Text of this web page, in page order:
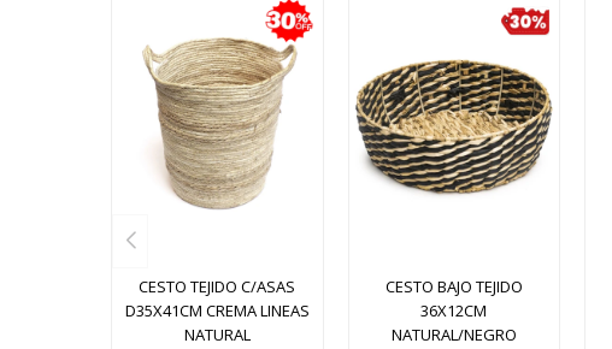
CESTO TEJIDO C/ASAS
D35X41CM CREMA LINEAS
NATURAL
CESTO BAJO TEJIDO
36X12CM
NATURAL/NEGRO